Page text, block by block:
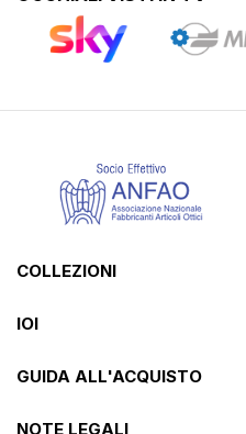
COLLEZIONI
IOI
GUIDA ALL'ACQUISTO
NOTE LEGALI